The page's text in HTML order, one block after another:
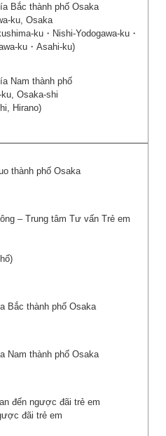
Bắc thành phố Osaka
ku, Osaka
ku・Nishi-Yodogawa-ku・
ku・Asahi-ku)
Nam thành phố
Osaka-shi
Hirano)
thành phố Osaka
– Trung tâm Tư vấn Trẻ em
Bắc thành phố Osaka
Nam thành phố Osaka
đến ngược đãi trẻ em
đãi trẻ em